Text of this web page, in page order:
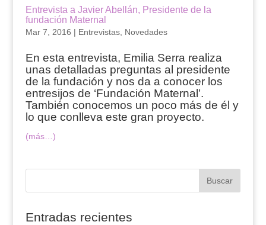
Entrevista a Javier Abellán, Presidente de la
fundación Maternal
Mar 7, 2016 | Entrevistas, Novedades
En esta entrevista, Emilia Serra realiza
unas detalladas preguntas al presidente
de la fundación y nos da a conocer los
entresijos de ‘Fundación Maternal’.
También conocemos un poco más de él y
lo que conlleva este gran proyecto.
(más…)
Entradas recientes